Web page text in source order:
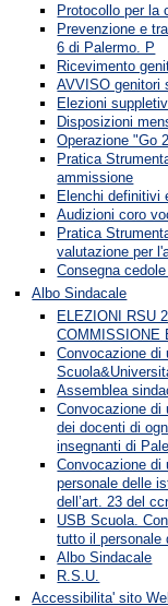
Protocollo per la
Prevenzione e
6 di Palermo. P
Ricevimento
AVVISO genitori
Elezioni
Disposizioni
Operazione "Go
Pratica
ammissione
Elenchi definitivi
Audizioni coro
Pratica
valutazione per
Consegna
Albo Sindacale
ELEZIONI RSU
COMMISSIONE
Convocazione di
Assemblea
Convocazione di
dei docenti di
insegnanti di
Convocazione di
personale delle
dell’art. 23 del
USB Scuola.
tutto il personale
Albo Sindacale
R.S.U.
Accessibilita' sito